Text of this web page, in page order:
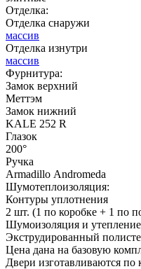
ДНТ
ДУБ БЕЛЁНЫЙ
C53
C55
Отделка:
Отделка снаружи
массив
Отделка изнутри
массив
Фурнитура:
Замок верхний
Меттэм
Замок нижний
KALE 252 R
Глазок
200°
Ручка
Armadillo Аndromeda
Шумотеплоизоляция:
Контуры уплотнения
2 шт. (1 по коробке + 1 по
Шумоизоляция и утепление
Экструдированный
Цена дана на базовую
Двери изготавливаются